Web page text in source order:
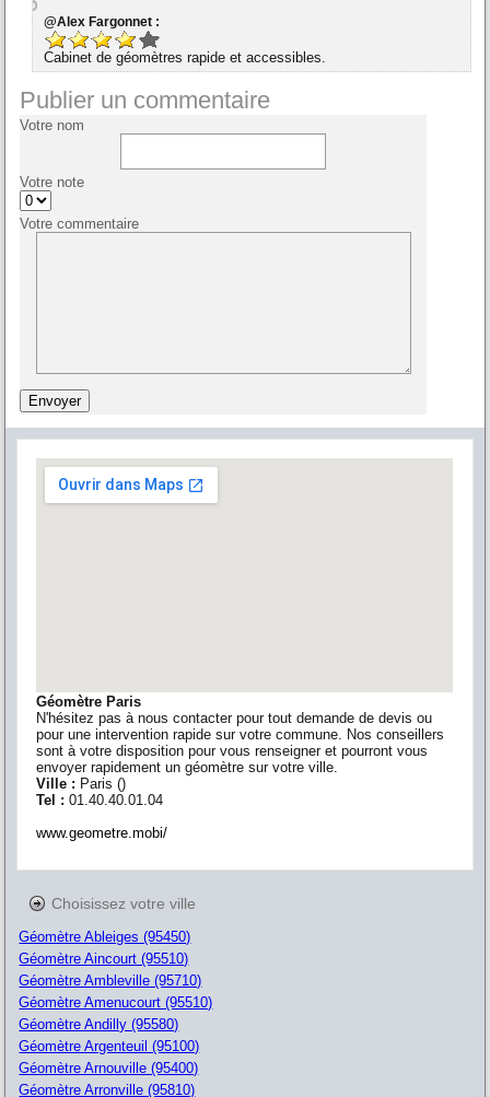
@Alex Fargonnet :
Cabinet de géomètres rapide et accessibles.
Publier un commentaire
Votre nom
Votre note
Votre commentaire
Géomètre Paris
N'hésitez pas à nous contacter pour tout demande de devis ou
pour une intervention rapide sur votre commune. Nos conseillers
sont à votre disposition pour vous renseigner et pourront vous
envoyer rapidement un géomètre sur votre ville.
Ville : Paris ()
Tel :01.40.40.01.04
www.geometre.mobi/
Choisissez votre ville
Géomètre Ableiges (95450)
Géomètre Aincourt (95510)
Géomètre Ambleville (95710)
Géomètre Amenucourt (95510)
Géomètre Andilly (95580)
Géomètre Argenteuil (95100)
Géomètre Arnouville (95400)
Géomètre Arronville (95810)